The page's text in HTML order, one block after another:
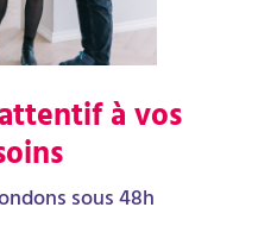
à vos
sous 48h